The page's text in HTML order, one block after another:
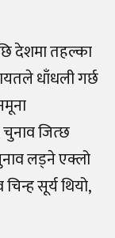
देशमा तहल्का
धाँधली गर्छ
चुनाव जित्छ
लड्ने एक्लो
सूर्य थियो,